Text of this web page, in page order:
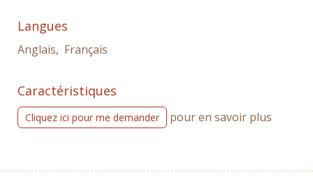
Langues
Anglais, Français
Caractéristiques
Cliquez ici pour me demander pour en savoir plus